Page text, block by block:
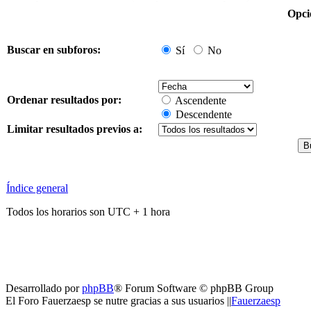
Buscar en subforos: Sí No
Ordenar resultados por:
Ascendente
Descendente
Limitar resultados previos a:
Índice general
Todos los horarios son UTC + 1 hora
Desarrollado porphpBB® Forum Software © phpBB Group
El Foro Fauerzaesp se nutre gracias a sus usuarios ||Fauerzaesp